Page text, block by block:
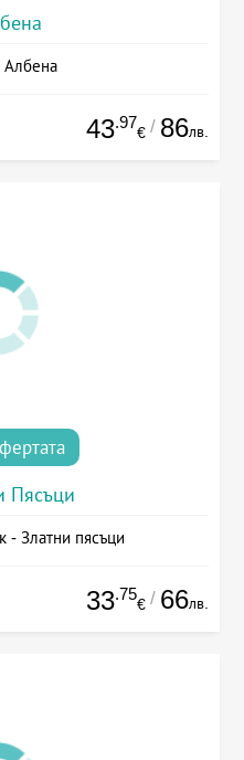
Албена
43.97
€ / 86лв.
Пясъци
- Златни пясъци
33.75
€ / 66лв.